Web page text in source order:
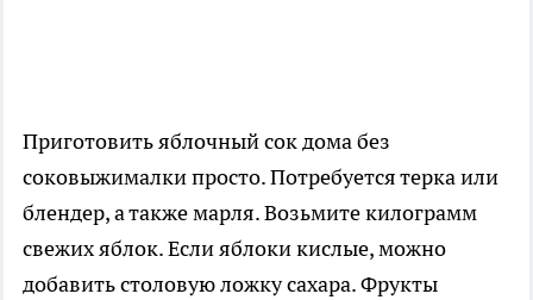
Приготовить яблочный сок дома без
соковыжималки просто. Потребуется терка или
блендер, а также марля. Возьмите килограмм
свежих яблок. Если яблоки кислые, можно
добавить столовую ложку сахара. Фрукты